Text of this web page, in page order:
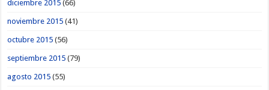
diciembre 2015 (66)
noviembre 2015 (41)
octubre 2015 (56)
septiembre 2015 (79)
agosto 2015 (55)